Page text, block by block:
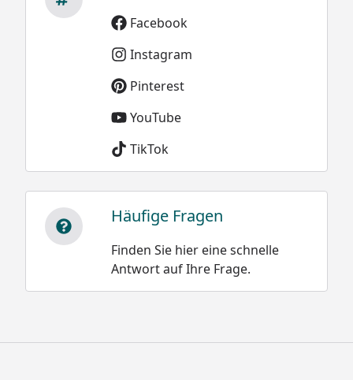
Facebook
Instagram
Pinterest
YouTube
TikTok
Häufige Fragen
Finden Sie hier eine schnelle
Antwort auf Ihre Frage.